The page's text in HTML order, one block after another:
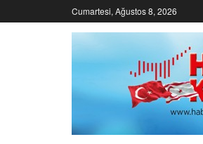
Cumartesi, Ağustos 8, 2026